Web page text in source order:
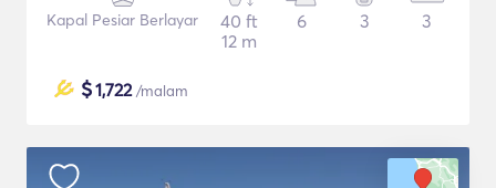
Kapal Pesiar Berlayar
40 ft
12 m
6 3 3
$1,722/malam